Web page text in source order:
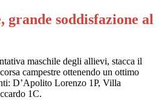
grande soddisfazione al
maschile degli allievi, stacca il
campestre ottenendo un ottimo
D’Apolito Lorenzo 1P, Villa
1C.